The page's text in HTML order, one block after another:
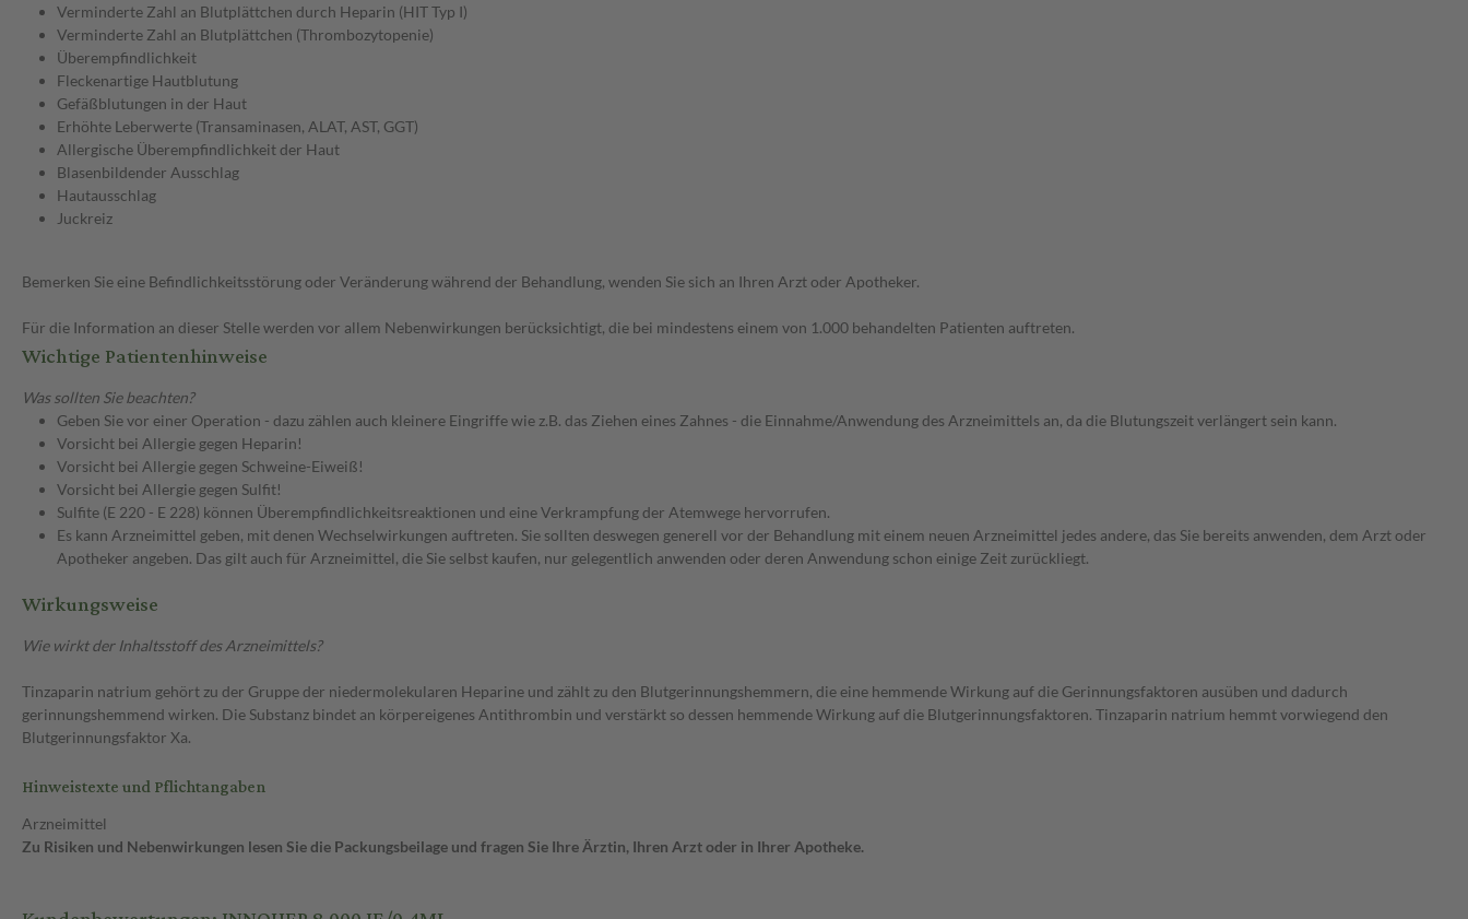
Verminderte Zahl an Blutplättchen durch Heparin (HIT Typ I)
Verminderte Zahl an Blutplättchen (Thrombozytopenie)
Überempfindlichkeit
Fleckenartige Hautblutung
Gefäßblutungen in der Haut
Erhöhte Leberwerte (Transaminasen, ALAT, AST, GGT)
Allergische Überempfindlichkeit der Haut
Blasenbildender Ausschlag
Hautausschlag
Juckreiz
Bemerken Sie eine Befindlichkeitsstörung oder Veränderung während der Behandlung, wenden Sie sich an Ihren Arzt oder Apotheker.
Für die Information an dieser Stelle werden vor allem Nebenwirkungen berücksichtigt, die bei mindestens einem von 1.000 behandelten Patienten auftreten.
Wichtige Patientenhinweise
Was sollten Sie beachten?
Geben Sie vor einer Operation - dazu zählen auch kleinere Eingriffe wie z.B. das Ziehen eines Zahnes - die Einnahme/Anwendung des Arzneimittels an, da die Blutungszeit verlängert sein kann.
Vorsicht bei Allergie gegen Heparin!
Vorsicht bei Allergie gegen Schweine-Eiweiß!
Vorsicht bei Allergie gegen Sulfit!
Sulfite (E 220 - E 228) können Überempfindlichkeitsreaktionen und eine Verkrampfung der Atemwege hervorrufen.
Es kann Arzneimittel geben, mit denen Wechselwirkungen auftreten. Sie sollten deswegen generell vor der Behandlung mit einem neuen Arzneimittel jedes andere, das Sie bereits anwenden, dem Arzt oder
Apotheker angeben. Das gilt auch für Arzneimittel, die Sie selbst kaufen, nur gelegentlich anwenden oder deren Anwendung schon einige Zeit zurückliegt.
Wirkungsweise
Wie wirkt der Inhaltsstoff des Arzneimittels?
Tinzaparin natrium gehört zu der Gruppe der niedermolekularen Heparine und zählt zu den Blutgerinnungshemmern, die eine hemmende Wirkung auf die Gerinnungsfaktoren ausüben und dadurch
gerinnungshemmend wirken. Die Substanz bindet an körpereigenes Antithrombin und verstärkt so dessen hemmende Wirkung auf die Blutgerinnungsfaktoren. Tinzaparin natrium hemmt vorwiegend den
Blutgerinnungsfaktor Xa.
Hinweistexte und Pflichtangaben
Arzneimittel
Zu Risiken und Nebenwirkungen lesen Sie die Packungsbeilage und fragen Sie Ihre Ärztin, Ihren Arzt oder in Ihrer Apotheke.